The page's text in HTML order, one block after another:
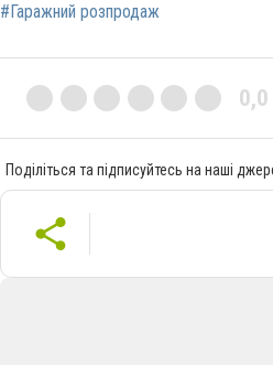
#Гаражний розпродаж
0,0
Поділіться та підписуйтесь на наші